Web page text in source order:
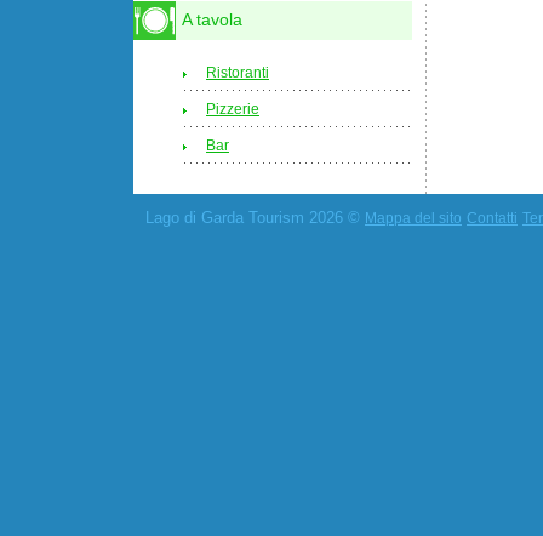
A tavola
Ristoranti
Pizzerie
Bar
Lago di Garda Tourism 2026 © Mappa del sito Contatti